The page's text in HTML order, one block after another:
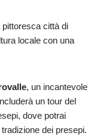
città di
locale con una
, un incantevole
un tour del
dove potrai
dei presepi.